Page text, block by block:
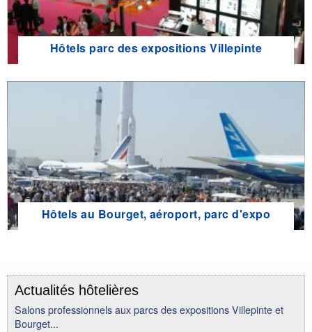
Hôtels parc des expositions Villepinte
Hôtels au Bourget, aéroport, parc d'expo
Actualités hôtelières
Salons professionnels aux parcs des expositions Villepinte et
Bourget...